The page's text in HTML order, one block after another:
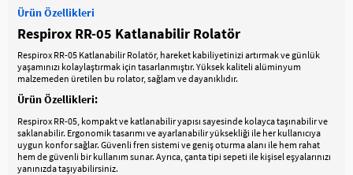
Ürün Özellikleri
Respirox RR-05 Katlanabilir Rolatör
Respirox RR-05 Katlanabilir Rolatör, hareket kabiliyetinizi artırmak ve günlük
yaşamınızı kolaylaştırmak için tasarlanmıştır. Yüksek kaliteli alüminyum
malzemeden üretilen bu rolator, sağlam ve dayanıklıdır.
Ürün Özellikleri:
Respirox RR-05, kompakt ve katlanabilir yapısı sayesinde kolayca taşınabilir ve
saklanabilir. Ergonomik tasarımı ve ayarlanabilir yüksekliği ile her kullanıcıya
uygun konfor sağlar. Güvenli fren sistemi ve geniş oturma alanı ile hem rahat
hem de güvenli bir kullanım sunar. Ayrıca, çanta tipi sepeti ile kişisel eşyalarınızı
yanınızda taşıyabilirsiniz.